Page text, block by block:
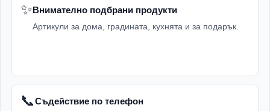
✨Внимателно подбрани продукти
Артикули за дома, градината, кухнята и за подарък.
📞Съдействие по телефон